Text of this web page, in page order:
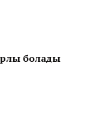
болады